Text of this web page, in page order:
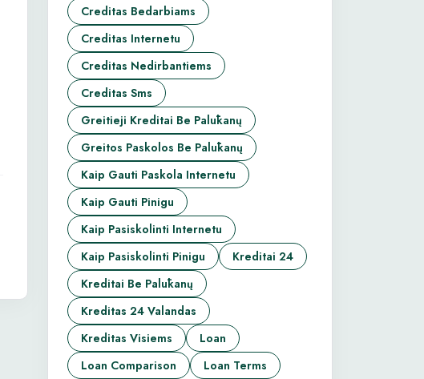
Creditas Bedarbiams
Creditas Internetu
Creditas Nedirbantiems
Creditas Sms
Greitieji Kreditai Be Palūkanų
Greitos Paskolos Be Palūkanų
Kaip Gauti Paskola Internetu
Kaip Gauti Pinigu
Kaip Pasiskolinti Internetu
Kaip Pasiskolinti Pinigu
Kreditai 24
Kreditai Be Palūkanų
Kreditas 24 Valandas
Kreditas Visiems
Loan
Loan Comparison
Loan Terms